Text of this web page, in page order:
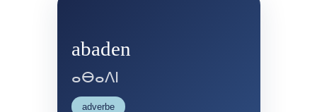
abaden
ⴰⴱⴰⴷⵏ
adverbe